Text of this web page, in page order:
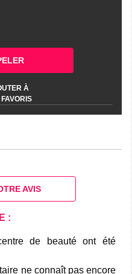
À
AVIS
:
de beauté ont été
ne connaît pas encore